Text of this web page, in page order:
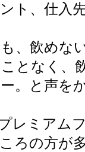
ト、仕入
、飲めな
となく、
。と声を
レミアム
ろの方が